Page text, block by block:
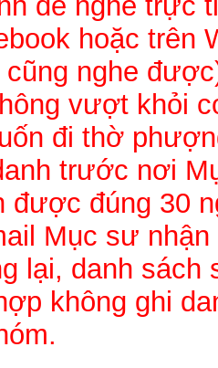
hoặc trên
cũng nghe
vượt khỏi
đi thờ
trước nơi
được đúng 30
Mục sư
lại, danh
không ghi